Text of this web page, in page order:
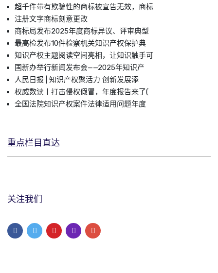
超千件带有欺骗性的商标被宣告无效，商标
注册文字商标刻意更改
商标局发布2025年度商标异议、评审典型
最高检发布10件检察机关知识产权保护典
知识产权主题阅读空间亮相，让知识触手可
国新办举行新闻发布会——2025年知识产
人民日报 | 知识产权聚活力 创新发展添
权威数读丨打击侵权假冒，年度报告来了(
全国法院知识产权案件法律适用问题年度
重点栏目直达
关注我们